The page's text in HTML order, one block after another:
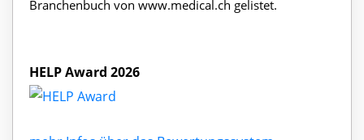
Branchenbuch von www.medical.ch gelistet.
HELP Award 2026